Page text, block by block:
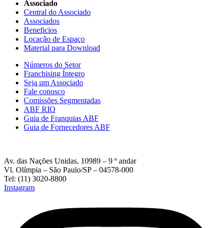
Associado
Central do Associado
Associados
Beneficios
Locação de Espaço
Material para Download
Números do Setor
Franchising Íntegro
Seja um Associado
Fale conosco
Comissões Segmentadas
ABF RIO
Guia de Franquias ABF
Guia de Fornecedores ABF
Av. das Nações Unidas, 10989 – 9 º andar
Vl. Olímpia – São Paulo/SP – 04578-000
Tel: (11) 3020-8800
Instagram